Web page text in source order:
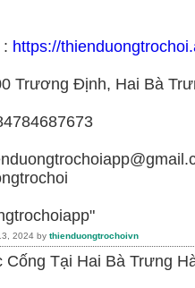
https://
Trương Định, Hai Bà
2024 by thienduongtrochoivn
Cống Tại Hai Bà Trưng